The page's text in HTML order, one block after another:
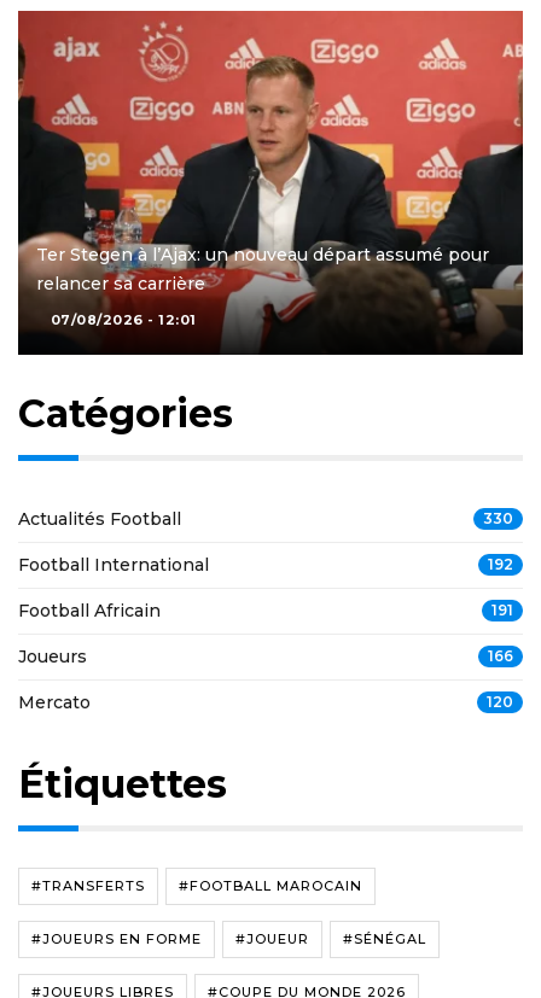
Ter Stegen à l’Ajax: un nouveau départ assumé pour
relancer sa carrière
07/08/2026 - 12:01
Catégories
Actualités Football 330
Football International 192
Football Africain 191
Joueurs 166
Mercato 120
Étiquettes
#TRANSFERTS #FOOTBALL MAROCAIN
#JOUEURS EN FORME #JOUEUR #SÉNÉGAL
#JOUEURS LIBRES #COUPE DU MONDE 2026